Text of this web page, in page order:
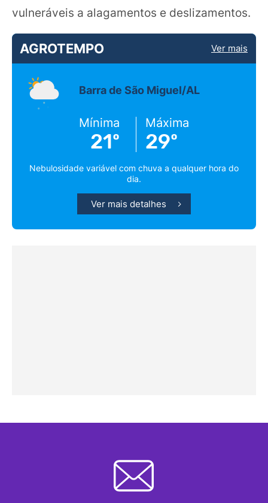
vulneráveis a alagamentos e deslizamentos.
AGROTEMPO Ver mais
Barra de São Miguel/AL
Mínima
21º
Máxima
29º
Nebulosidade variável com chuva a qualquer hora do
dia.
Ver mais detalhes